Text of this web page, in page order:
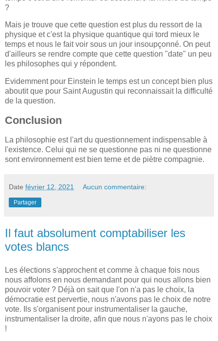
?
Mais je trouve que cette question est plus du ressort de la
physique et c'est la physique quantique qui tord mieux le
temps et nous le fait voir sous un jour insoupçonné. On peut
d'ailleurs se rendre compte que cette question "date" un peu
les philosophes qui y répondent.
Evidemment pour Einstein le temps est un concept bien plus
aboutit que pour Saint Augustin qui reconnaissait la difficulté
de la question.
Conclusion
La philosophie est l'art du questionnement indispensable à
l'existence. Celui qui ne se questionne pas ni ne questionne
sont environnement est bien terne et de piètre compagnie.
Date février 12, 2021 Aucun commentaire:
Partager
Il faut absolument comptabiliser les
votes blancs
Les élections s'approchent et comme à chaque fois nous
nous affolons en nous demandant pour qui nous allons bien
pouvoir voter ? Déjà on sait que l'on n'a pas le choix, la
démocratie est pervertie, nous n'avons pas le choix de notre
vote. Ils s'organisent pour instrumentaliser la gauche,
instrumentaliser la droite, afin que nous n'ayons pas le choix
!